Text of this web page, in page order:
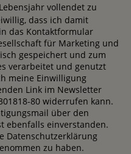
vollendet zu
dass ich damit
das Kontaktformular
für Marketing und
gespeichert und zum
verarbeitet und genutzt
meine Einwilligung
Link im Newsletter
80 widerrufen kann.
über den
ebenfalls einverstanden.
Datenschutzerklärung
zu haben.